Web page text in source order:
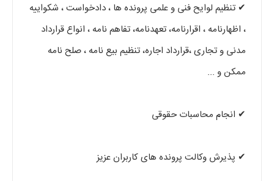
✔ تنظیم لوایح فنی و علمی پرونده ها ، دادخواست ، شکواییه
، اظهارنامه ، اقرارنامه، تعهدنامه، تفاهم نامه ، انواع قرارداد
مدنی و تجاری ،قرارداد اجاره، تنظیم بیع نامه ، صلح نامه
ممکن و ...
✔ انجام محاسبات حقوقی
✔ پذیرش وکالت پرونده های کاربران عزیز